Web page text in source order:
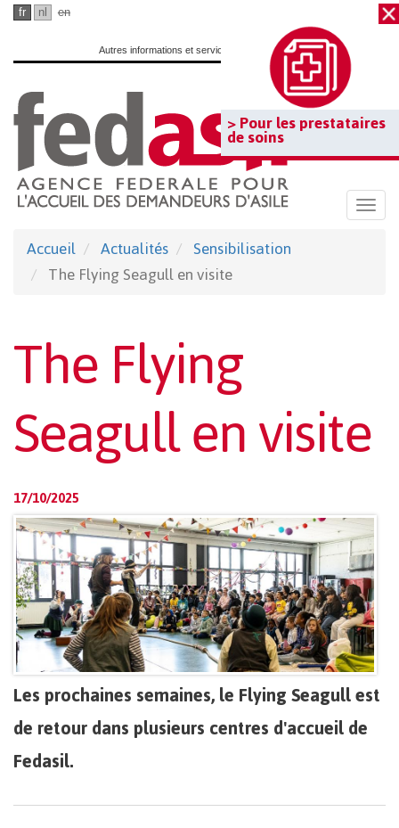
Passer
contenu
principal
> Pour les prestataires
de soins
fr nl en
Autres informations et services officiels :www.belgium.be
Accueil Actualités
Sensibilisation
The Flying Seagull en visite
The Flying
Seagull en visite
17/10/2025
Les prochaines semaines, le Flying Seagull est
de retour dans plusieurs centres d'accueil de
Fedasil.